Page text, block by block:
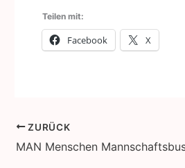
Teilen mit:
Facebook X
ZURÜCK